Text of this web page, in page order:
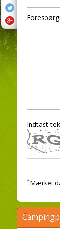
Indtast
* Mærket